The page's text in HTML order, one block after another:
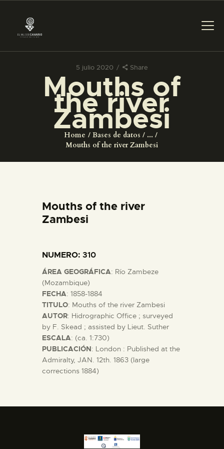
5 julio 2020 Share
Mouths of
the river
Zambesi
Home Bases de datos
...
Mouths of the river Zambesi
PREPARAR LA VISITA
ACTIVIDADES
COLECCIONES
PREPARAR LA VISITA
ACTIVIDADES
█
DIDÁCTICA
Mouths of the river
Zambesi
NUMERO: 310
ÁREA GEOGRÁFICA: Río Zambeze
(Mozambique)
FECHA: 1858-1884
TITULO: Mouths of the river Zambesi
AUTOR: Hidrographic Office ; surveyed
by F. Skead ; assisted by Lieut. Suther
ESCALA: (ca. 1:730)
PUBLICACIÓN: London : Published at the
Admiralty, JAN. 12th. 1863 (large
corrections 1884)